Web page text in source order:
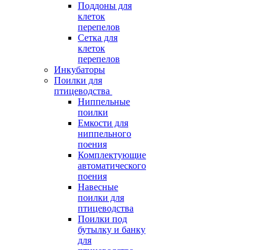
Поддоны для
клеток
перепелов
Сетка для
клеток
перепелов
Инкубаторы
Поилки для
птицеводства
Ниппельные
поилки
Емкости для
ниппельного
поения
Комплектующие
автоматического
поения
Навесные
поилки для
птицеводства
Поилки под
бутылку и банку
для